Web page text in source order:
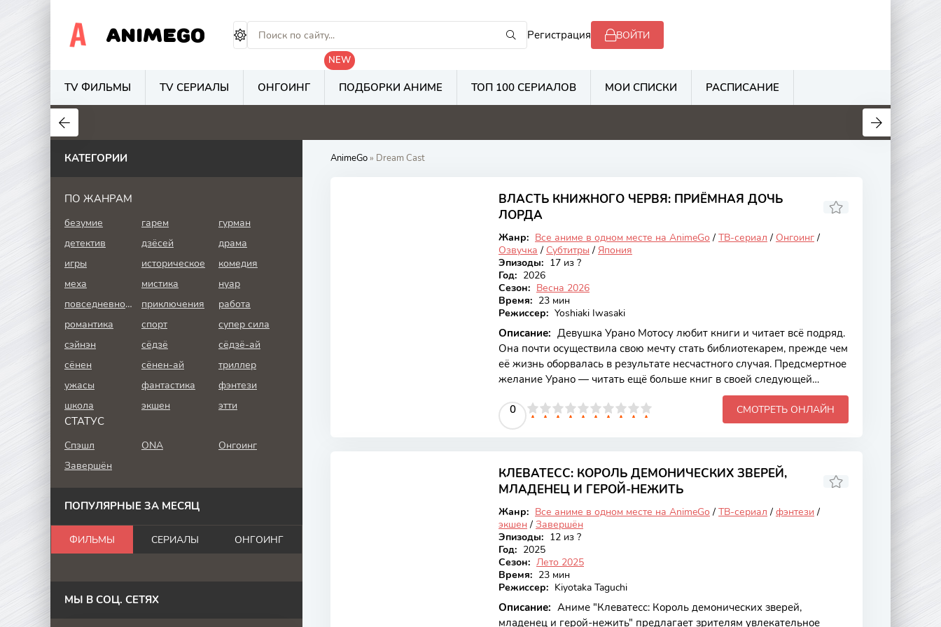
ANIMEGO Регистрация ВОЙТИ
TV ФИЛЬМЫ TV СЕРИАЛЫ ОНГОИНГ
NEW
ПОДБОРКИ АНИМЕ ТОП 100 СЕРИАЛОВ МОИ СПИСКИ РАСПИСАНИЕ
1.7
AnimeGo» Dream Cast
ВЛАСТЬ КНИЖНОГО ЧЕРВЯ: ПРИЁМНАЯ ДОЧЬ
ЛОРДА
Жанр: Все аниме в одном месте на AnimeGo / ТВ-сериал / Онгоинг /
Озвучка / Субтитры / Япония
Эпизоды: 17 из ?
Год: 2026
Сезон: Весна 2026
Время: 23 мин
Режиссер: Yoshiaki Iwasaki
Описание: Девушка Урано Мотосу любит книги и читает всё подряд.
Она почти осуществила свою мечту стать библиотекарем, прежде чем
её жизнь оборвалась в результате несчастного случая. Предсмертное
желание Урано — читать ещё больше книг в своей следующей
жизни. Вскоре она перевоплощается в Минэ — хрупкую пятилетнюю
девочку, живущую в средневековую эпоху.Смотреть онлайн аниме
Власть книжного червя: Приёмная дочь лорда
0
4 5 6 7 8 9 10 СМОТРЕТЬ ОНЛАЙН
КЛЕВАТЕСС: КОРОЛЬ ДЕМОНИЧЕСКИХ ЗВЕРЕЙ,
МЛАДЕНЕЦ И ГЕРОЙ-НЕЖИТЬ
Жанр: Все аниме в одном месте на AnimeGo / ТВ-сериал / фэнтези /
экшен / Завершён
Эпизоды: 12 из ?
Год: 2025
Сезон: Лето 2025
Время: 23 мин
Режиссер: Kiyotaka Taguchi
Описание: Аниме "Клеватесс: Король демонических зверей,
младенец и герой-нежить" предлагает зрителям увлекательное
КАТЕГОРИИ
ПО ЖАНРАМ
безумие гарем
гурман
детектив
дзёсей
драма
игры
историческое
комедия
меха
мистика
нуар
повседневность
приключения
работа
романтика
спорт
супер сила
сэйнэн
сёдзё
сёдзё-ай
сёнен
сёнен-ай
триллер
ужасы
фантастика
фэнтези
школа
экшен этти
СТАТУС
Спэшл ONA
Онгоинг
Завершён
ПОПУЛЯРНЫЕ ЗА МЕСЯЦ
ФИЛЬМЫ СЕРИАЛЫ ОНГОИНГ
МЫ В СОЦ. СЕТЯХ